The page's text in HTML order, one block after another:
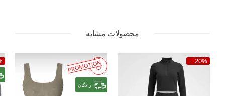
محصولات مشابه
20%
PROMOTION
رایگان